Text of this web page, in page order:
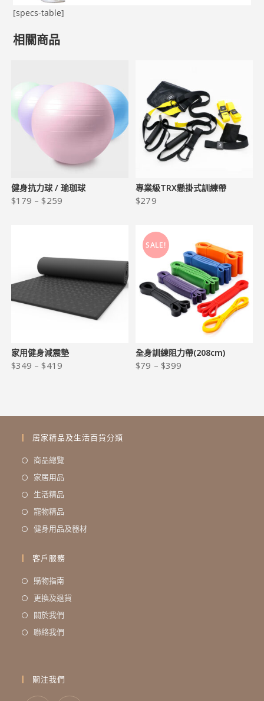
[specs-table]
相關商品
健身抗力球 / 瑜珈球
$179 –$259
專業級TRX懸掛式訓練帶
$279
家用健身減震墊
$349 –$419
SALE!
全身訓練阻力帶(208cm)
$79 – $399
居家精品及生活百貨分類
商品總覽
家居用品
生活精品
寵物精品
健身用品及器材
客戶服務
購物指南
更換及退貨
關於我們
聯絡我們
關注我們